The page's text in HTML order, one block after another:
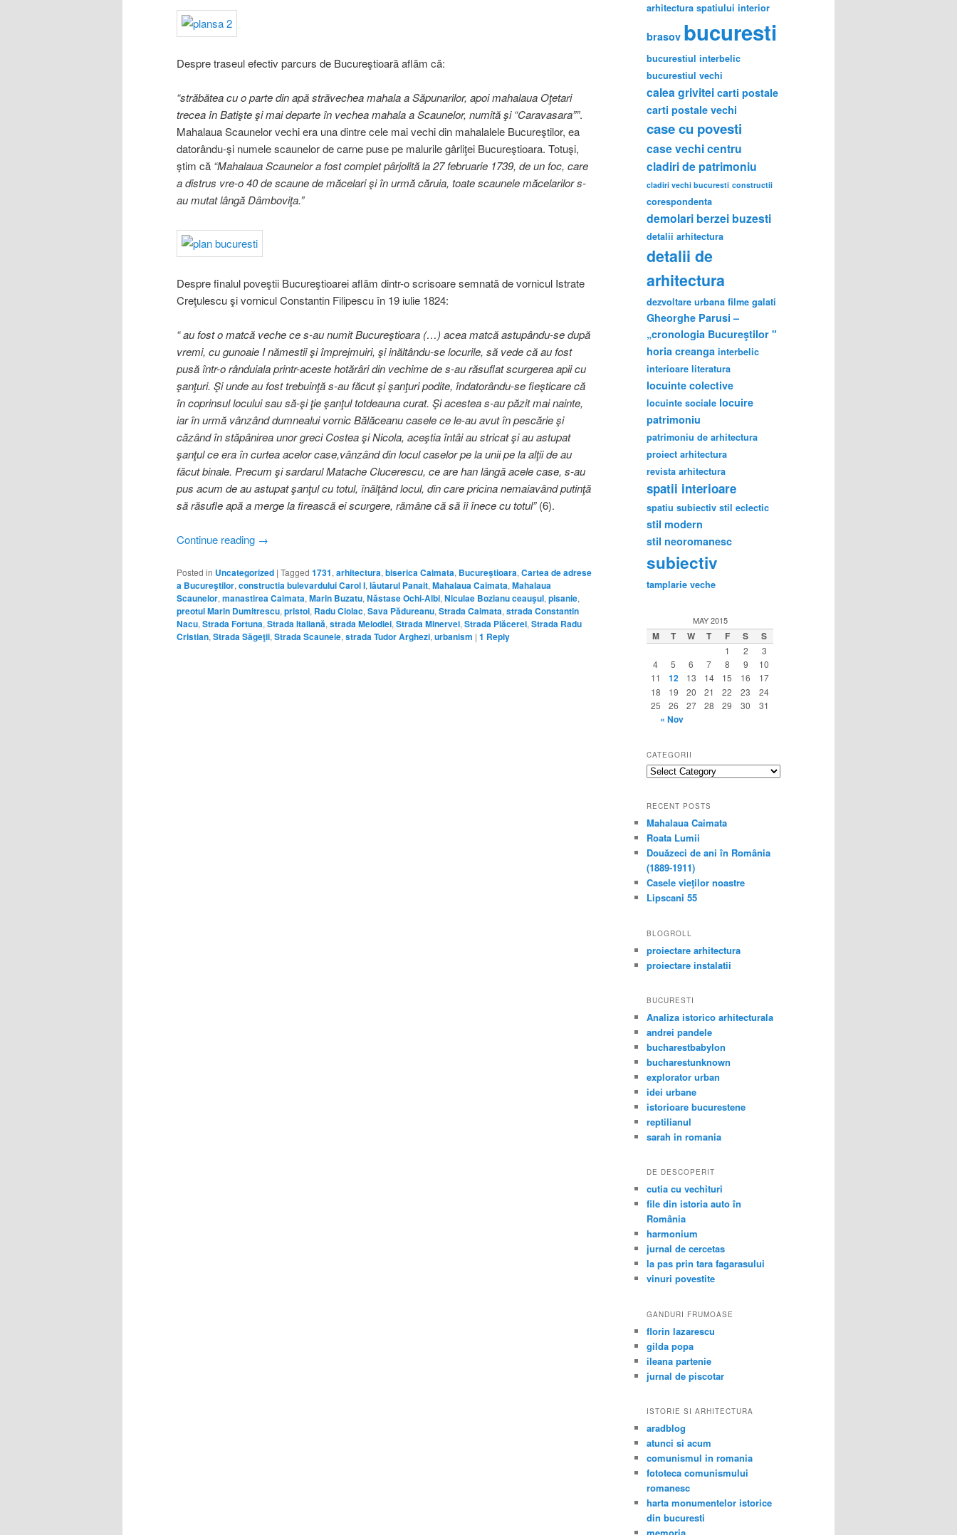
Despre traseul efectiv parcurs de Bucureştioară aflăm că:
“străbătea cu o parte din apă străvechea mahala a Săpunarilor, apoi mahalaua Oţetari
trecea în Batişte şi mai departe în vechea mahala a Scaunelor, numită şi “Caravasara””.
Mahalaua Scaunelor vechi era una dintre cele mai vechi din mahalalele Bucureştilor, ea
datorându-şi numele scaunelor de carne puse pe malurile gârliţei Bucureştioara. Totuşi,
ştim că “Mahalaua Scaunelor a fost complet pârjolită la 27 februarie 1739, de un foc, care
a distrus vre-o 40 de scaune de măcelari şi în urmă căruia, toate scaunele măcelarilor s-
au mutat lângă Dâmboviţa.”
Despre finalul poveştii Bucureştioarei aflăm dintr-o scrisoare semnată de vornicul Istrate
Creţulescu şi vornicul Constantin Filipescu în 19 iulie 1824:
“ au fost o matcă veche ce s-au numit Bucureştioara (…) acea matcă astupându-se după
vremi, cu gunoaie I nămestii şi împrejmuiri, şi inăltându-se locurile, să vede că au fost
pusă într-o rânduiala printr-aceste hotărâri din vechime de s-au răsuflat scurgerea apii cu
şanţuri. Şi unde au fost trebuinţă s-au făcut şi şanţuri podite, îndatorându-se fieşticare că
în coprinsul locului sau să-şi ţie şanţul totdeauna curat. Şi acestea s-au păzit mai nainte,
iar în urmă vânzând dumnealui vornic Bălăceanu casele ce le-au avut în pescărie şi
căzând în stăpânirea unor greci Costea şi Nicola, aceştia întâi au stricat şi au astupat
şanţul ce era în curtea acelor case,vânzând din locul caselor pe la unii pe la alţii de au
făcut binale. Precum şi sardarul Matache Clucerescu, ce are han lângă acele case, s-au
pus acum de au astupat şanţul cu totul, înălţând locul, din care pricina nemaiavând putinţă
să răsufle apă a merge la firească ei scurgere, rămâne că să îi înece cu totul”(6).
Continue reading →
Posted in Uncategorized | Tagged 1731, arhitectura, biserica Caimata, Bucureştioara, Cartea de adrese
a Bucureştilor, constructia bulevardului Carol I, lăutarul Panait, Mahalaua Caimata, Mahalaua
Scaunelor, manastirea Caimata, Marin Buzatu, Năstase Ochi-Albi, Niculae Bozianu ceauşul, pisanie,
preotul Marin Dumitrescu, pristol, Radu Ciolac, Sava Pădureanu, Strada Caimata, strada Constantin
Nacu, Strada Fortuna, Strada Italiană, strada Melodiei, Strada Minervei, Strada Plăcerei, Strada Radu
Cristian, Strada Săgeţii, Strada Scaunele, strada Tudor Arghezi, urbanism | 1 Reply
arhitectura spatiului interior
brasov bucuresti
bucurestiul interbelic
bucurestiul vechi
calea grivitei carti postale
carti postale vechi
case cu povesti
case vechicentru
cladiri de patrimoniu
cladiri vechi bucuresti constructii
corespondenta
demolari berzei buzesti
detalii arhitectura
detalii de
arhitectura
dezvoltare urbana filme galati
Gheorghe Parusi –
„cronologia Bucureştilor "
horia creanga interbelic
interioare literatura
locuinte colective
locuinte sociale locuire
patrimoniu
patrimoniu de arhitectura
proiect arhitectura
revista arhitectura
spatii interioare
spatiu subiectiv stil eclectic
stil modern
stil neoromanesc
subiectiv
tamplarie veche
MAY 2015
M T W T F S S
1 2
3
4
5 6 7 8 9
10
11
12 13 14 15 16
17
18
19 20 21 22 23
24
25
26 27 28 29 30 31
« Nov
CATEGORII
categorii
RECENT POSTS
Mahalaua Caimata
Roata Lumii
Douăzeci de ani în România
(1889-1911)
Casele vieţilor noastre
Lipscani 55
BLOGROLL
proiectare arhitectura
proiectare instalatii
BUCURESTI
Analiza istorico arhitecturala
andrei pandele
bucharestbabylon
bucharestunknown
explorator urban
idei urbane
istorioare bucurestene
reptilianul
sarah in romania
DE DESCOPERIT
cutia cu vechituri
file din istoria auto în
România
harmonium
jurnal de cercetas
la pas prin tara fagarasului
vinuri povestite
GANDURI FRUMOASE
florin lazarescu
gilda popa
ileana partenie
jurnal de piscotar
ISTORIE SI ARHITECTURA
aradblog
atunci si acum
comunismul in romania
fototeca comunismului
romanesc
harta monumentelor istorice
din bucuresti